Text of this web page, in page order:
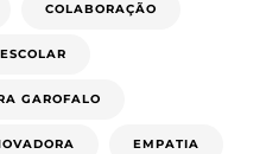
COLABORAÇÃO
GAROFALO
EMPATIA